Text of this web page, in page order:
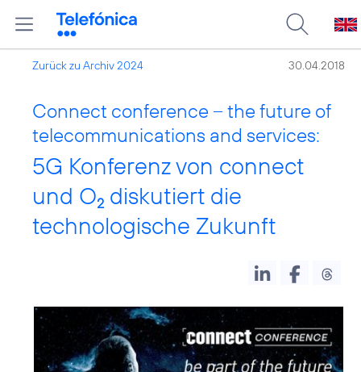
Zurück zu Archiv 2024 30.04.2018
Connect conference – the future of
telecommunications and services:
5G Konferenz von connect
und O2 diskutiert die
technologische Zukunft